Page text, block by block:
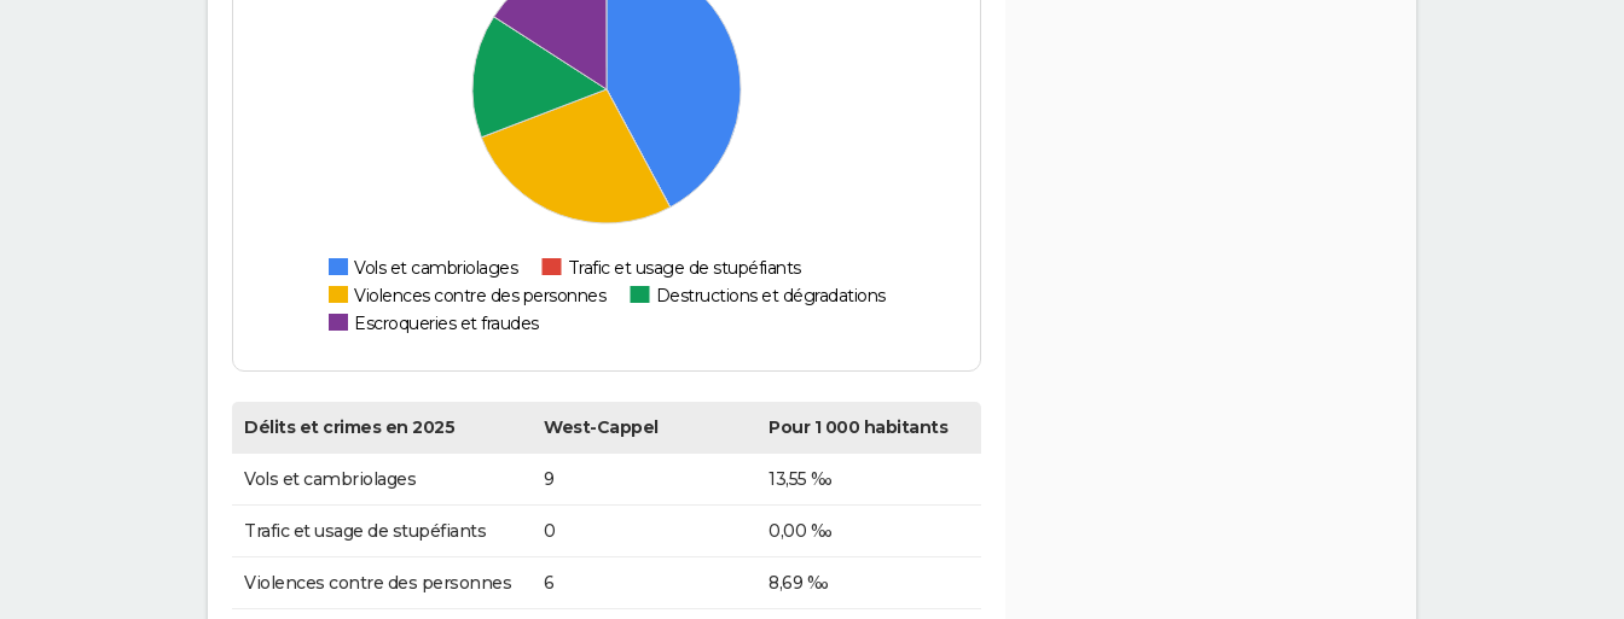
Vols et cambriolages
Trafic et usage de stupéfiants
Violences contre des personnes
Destructions et dégradations
Escroqueries et fraudes
Délits et crimes en 2025 West-Cappel Pour 1 000 habitants
Vols et cambriolages 9 13,55 ‰
Trafic et usage de stupéfiants 0 0,00 ‰
Violences contre des personnes 6 8,69 ‰